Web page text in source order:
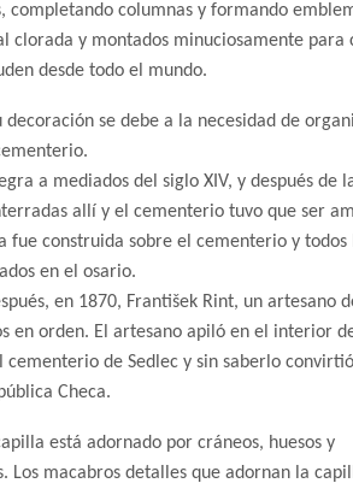
completando columnas y formando
clorada y montados minuciosamente
desde todo el mundo.
decoración se debe a la necesidad de
a mediados del siglo XIV, y después
allí y el cementerio tuvo que ser
fue construida sobre el cementerio y
en el osario.
en 1870, František Rint, un
en orden. El artesano apiló en el interior
cementerio de Sedlec y sin saberlo
Checa.
está adornado por cráneos, huesos y
Los macabros detalles que adornan la